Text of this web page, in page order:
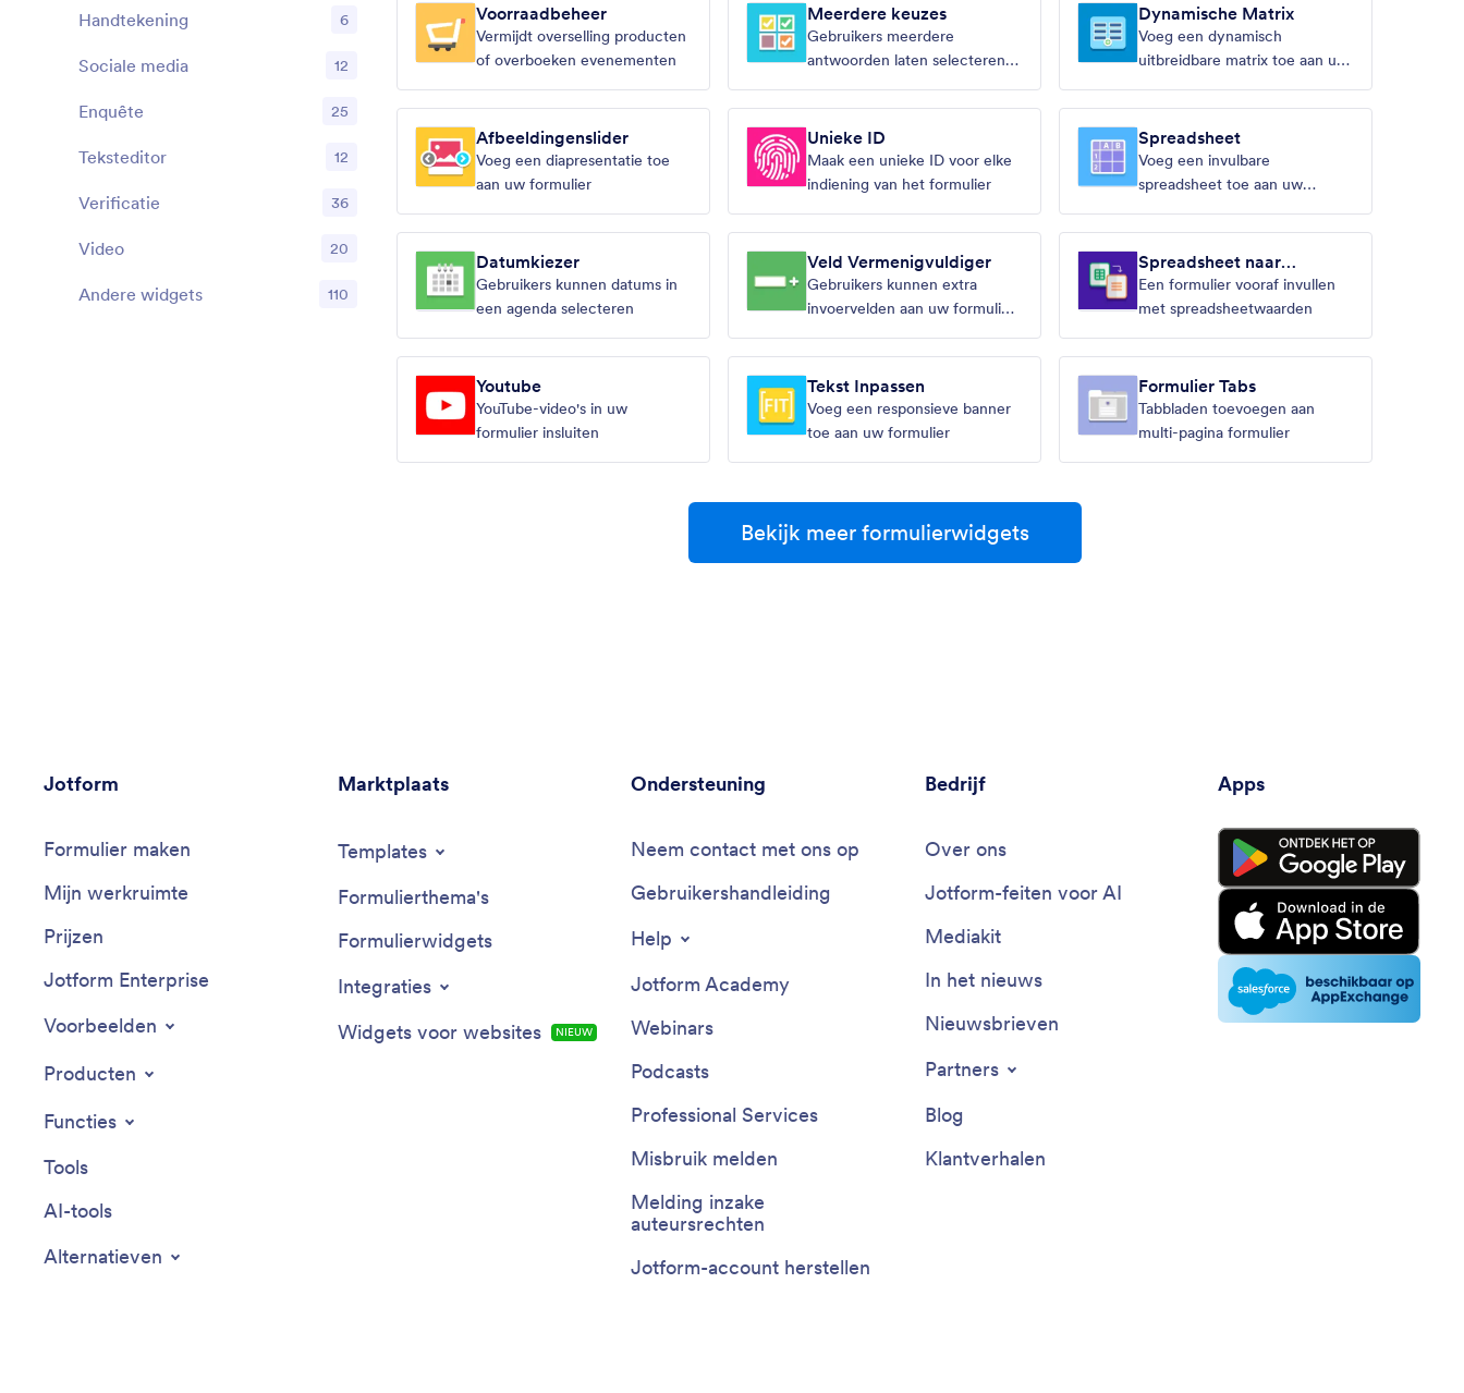
Voorraadbeheer
Vermijdt overselling producten
of overboeken evenementen
Meerdere keuzes
Gebruikers meerdere
antwoorden laten selecteren in
Dynamische Matrix
Voeg een dynamisch
uitbreidbare matrix toe aan uw
Afbeeldingenslider
Voeg een diapresentatie toe
aan uw formulier
Unieke ID
Maak een unieke ID voor elke
indiening van het formulier
Spreadsheet
Voeg een invulbare
spreadsheet toe aan uw
Datumkiezer
Gebruikers kunnen datums in
een agenda selecteren
Veld Vermenigvuldiger
Gebruikers kunnen extra
invoervelden aan uw formulier
Spreadsheet naar
formulier
Een formulier vooraf invullen
met spreadsheetwaarden
Youtube
YouTube-video's in uw
formulier insluiten
Tekst Inpassen
Voeg een responsieve banner
toe aan uw formulier
Formulier Tabs
Tabbladen toevoegen aan
multi-pagina formulier
Bekijk meer formulierwidgets
Handtekening 6
Sociale media 12
Enquête 25
Teksteditor 12
Verificatie 36
Video 20
Andere widgets 110
Jotform
Formulier maken
Mijn werkruimte
Prijzen
Jotform Enterprise
Voorbeelden
Producten
Functies
Tools
AI-tools
Alternatieven
Marktplaats
Templates
Formulierthema's
Formulierwidgets
Integraties
Widgets voor websites
NIEUW
Ondersteuning
Neem contact met ons op
Gebruikershandleiding
Help
Jotform Academy
Webinars
Podcasts
Professional Services
Misbruik melden
Melding inzake
auteursrechten
Jotform-account herstellen
Bedrijf
Over ons
Jotform-feiten voor AI
Mediakit
In het nieuws
Nieuwsbrieven
Partners
Blog
Klantverhalen
Apps